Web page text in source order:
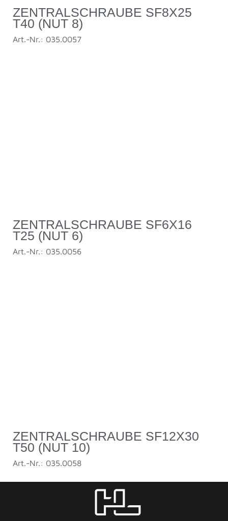
ZENTRALSCHRAUBE SF8X25
T40 (NUT 8)
Art.-Nr.: 035.0057
ZENTRALSCHRAUBE SF6X16
T25 (NUT 6)
Art.-Nr.: 035.0056
ZENTRALSCHRAUBE SF12X30
T50 (NUT 10)
Art.-Nr.: 035.0058